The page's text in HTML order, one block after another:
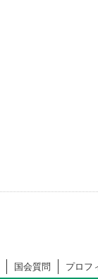
国会質問 プロフ